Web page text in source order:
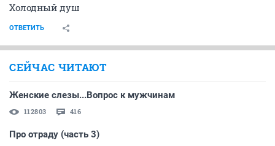
Холодный душ
ОТВЕТИТЬ
СЕЙЧАС ЧИТАЮТ
Женские слезы...Вопрос к мужчинам
112803 416
Про отраду (часть 3)